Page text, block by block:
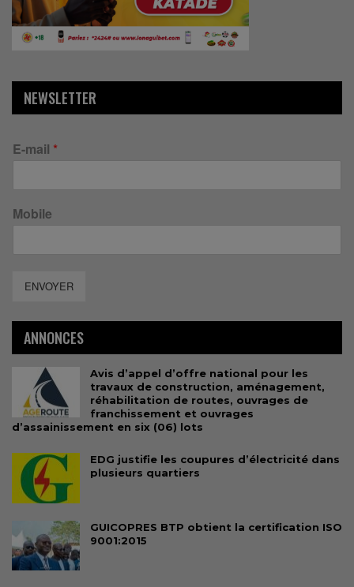
NEWSLETTER
E-mail *
Mobile
ENVOYER
ANNONCES
Avis d’appel d’offre national pour les
travaux de construction, aménagement,
réhabilitation de routes, ouvrages de
franchissement et ouvrages
d’assainissement en six (06) lots
EDG justifie les coupures d’électricité dans
plusieurs quartiers
GUICOPRES BTP obtient la certification ISO
9001:2015